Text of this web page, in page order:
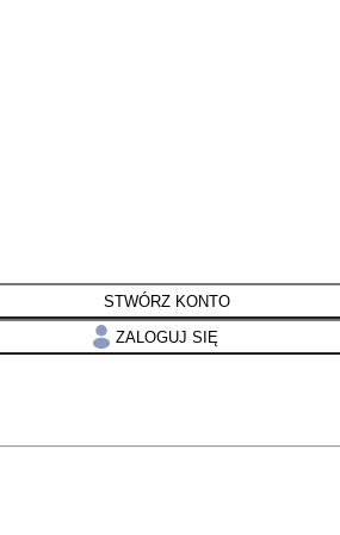
STWÓRZ KONTO
ZALOGUJ SIĘ